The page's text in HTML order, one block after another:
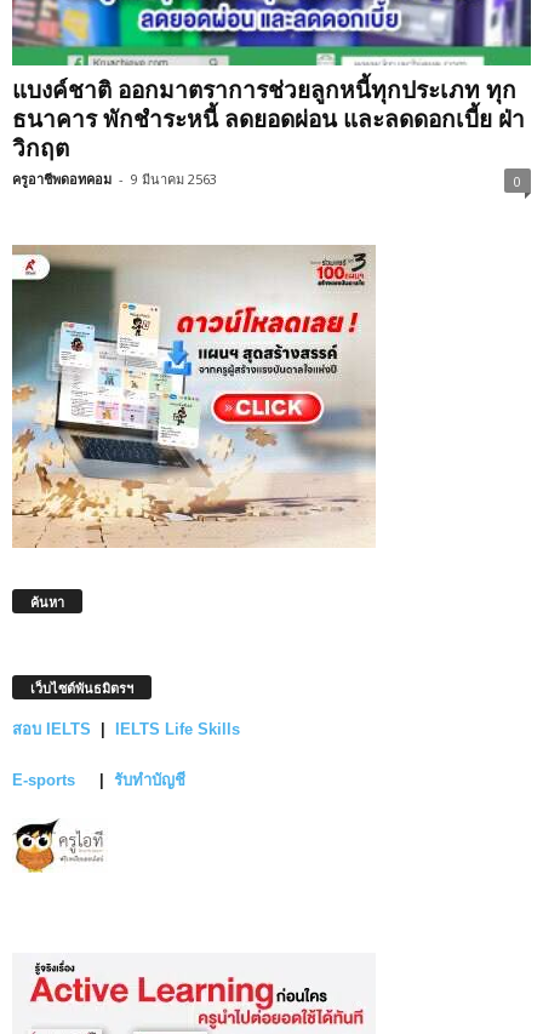
แบงค์ชาติ ออกมาตราการช่วยลูกหนี้ทุกประเภท ทุก
ธนาคาร พักชำระหนี้ ลดยอดผ่อน และลดดอกเบี้ย ฝ่า
วิกฤต
ครูอาชีพดอทคอม - 9 มีนาคม 2563 0
ค้นหา
เว็บไซต์พันธมิตรฯ
สอบ IELTS IELTS Life Skills
E-sports รับทำบัญชี